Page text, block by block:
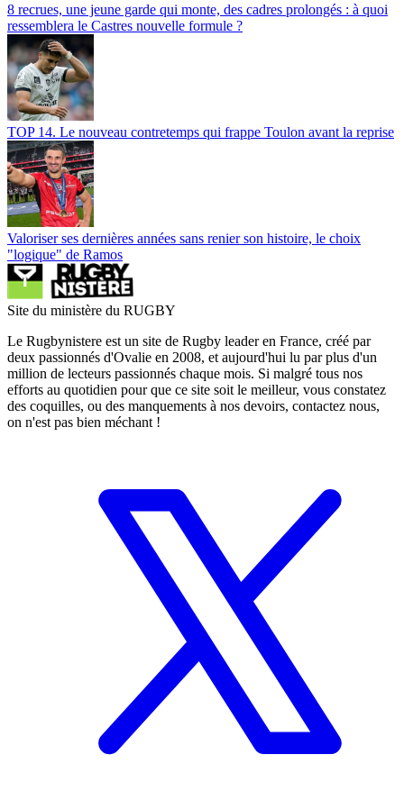
8 recrues, une jeune garde qui monte, des cadres prolongés : à quoi
ressemblera le Castres nouvelle formule ?
TOP 14. Le nouveau contretemps qui frappe Toulon avant la reprise
Valoriser ses dernières années sans renier son histoire, le choix
"logique" de Ramos
Site du ministère du RUGBY
Le Rugbynistere est un site de Rugby leader en France, créé par
deux passionnés d'Ovalie en 2008, et aujourd'hui lu par plus d'un
million de lecteurs passionnés chaque mois. Si malgré tous nos
efforts au quotidien pour que ce site soit le meilleur, vous constatez
des coquilles, ou des manquements à nos devoirs, contactez nous,
on n'est pas bien méchant !